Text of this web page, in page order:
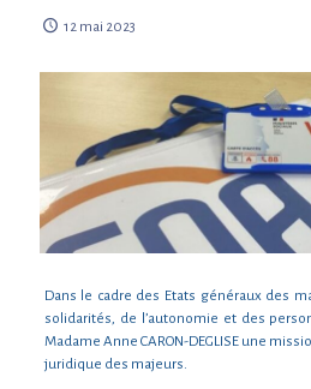
12 mai 2023
Dans le cadre des Etats généraux des
solidarités, de l’autonomie et des
Madame Anne CARON-DEGLISE une
juridique des majeurs.